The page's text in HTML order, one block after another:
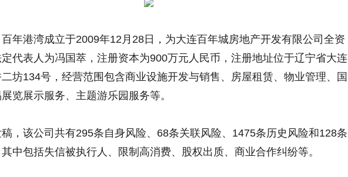
年港湾成立于2009年12月28日，为大连百年城房地产开发有限公司全资
代表人为冯国萃，注册资本为900万元人民币，注册地址位于辽宁省大连
坊134号，经营范围包含商业设施开发与销售、房屋租赁、物业管理、国
览展示服务、主题游乐园服务等。
，该公司共有295条自身风险、68条关联风险、1475条历史风险和128条
中包括失信被执行人、限制高消费、股权出质、商业合作纠纷等。